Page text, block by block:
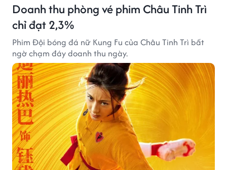
Doanh thu phòng vé phim Châu Tinh Trì
chỉ đạt 2,3%
Phim Đội bóng đá nữ Kung Fu của Châu Tinh Trì bất
ngờ chạm đáy doanh thu ngày.